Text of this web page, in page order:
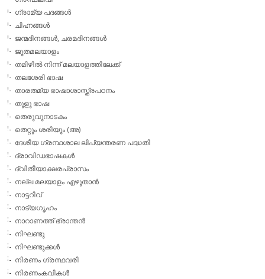
ഗ്രാമ്യ പദങ്ങള്‍
ചിഹ്നങ്ങള്‍
ജന്മദിനങ്ങള്‍, ചരമദിനങ്ങള്‍
ജൂതമലയാളം
തമിഴില്‍ നിന്ന് മലയാളത്തിലേക്ക്
തലശേരി ഭാഷ
താരതമ്യ ഭാഷാശാസ്ത്രപഠനം
തുളു ഭാഷ
തെരുവുനാടകം
തെറ്റും ശരിയും (അ)
ദേശീയ ഗ്രന്ഥശാല ലിപ്യന്തരണ പദ്ധതി
ദ്രാവിഡഭാഷകള്‍
ദ്വിതീയാക്ഷരപ്രാസം
നല്ല മലയാളം എഴുതാന്‍
നാട്ടറിവ്
നാട്യഗൃഹം
നാറാണത്ത് ഭ്രാന്തന്‍
നിഘണ്ടു
നിഘണ്ടുക്കള്‍
നിരണം ഗ്രന്ഥവരി
നിരണംകവികള്‍